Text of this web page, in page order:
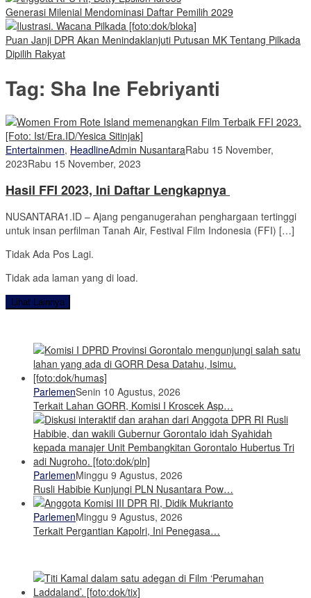
Generasi Milenial Mendominasi Daftar Pemilih 2029
Puan Janji DPR Akan Menindaklanjuti Putusan MK Tentang Pilkada
Dipilih Rakyat
Tag: Sha Ine Febriyanti
Entertainmen, HeadlineAdmin NusantaraRabu 15 November,
2023Rabu 15 November, 2023
Hasil FFI 2023, Ini Daftar Lengkapnya
NUSANTARA1.ID – Ajang penganugerahan penghargaan tertinggi
untuk insan perfilman Tanah Air, Festival Film Indonesia (FFI) […]
Tidak Ada Pos Lagi.
Tidak ada laman yang di load.
Lihat Lainnya
ParlemenSenin 10 Agustus, 2026
Terkait Lahan GORR, Komisi I Kroscek Asp…
ParlemenMinggu 9 Agustus, 2026
Rusli Habibie Kunjungi PLN Nusantara Pow…
ParlemenMinggu 9 Agustus, 2026
Terkait Pergantian Kapolri, Ini Penegasa…